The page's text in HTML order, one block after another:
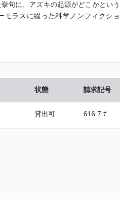
句に、アズキの起源がどこかという
モラスに綴った科学ノンフィクショ
状態 請求記号
貸出可 616.7 ﾅ